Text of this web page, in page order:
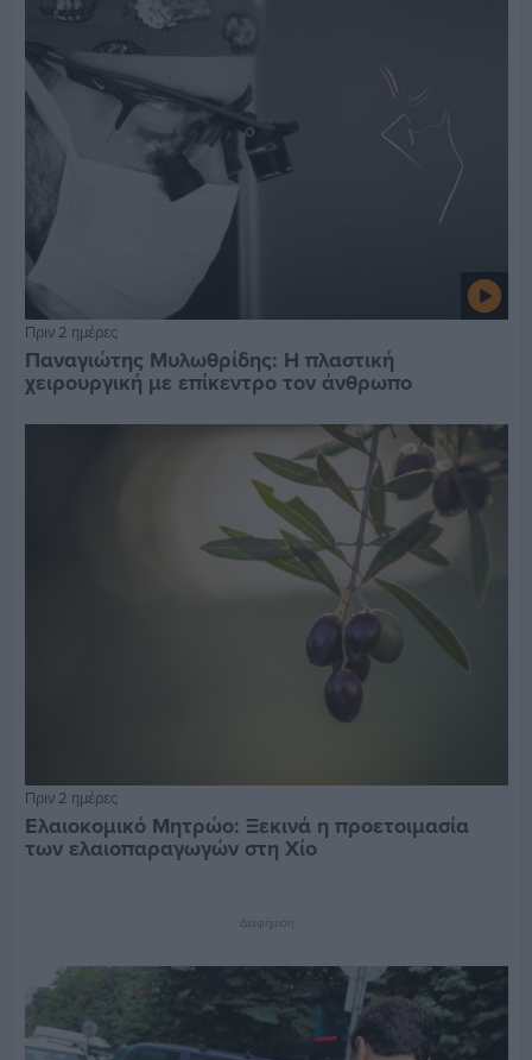
Πριν 2 ημέρες
Παναγιώτης Μυλωθρίδης: Η πλαστική
χειρουργική με επίκεντρο τον άνθρωπο
Πριν 2 ημέρες
Ελαιοκομικό Μητρώο: Ξεκινά η προετοιμασία
των ελαιοπαραγωγών στη Χίο
Διαφήμιση